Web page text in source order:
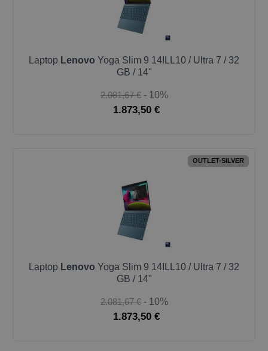
Laptop Lenovo Yoga Slim 9 14ILL10 / Ultra 7 / 32
GB / 14"
2.081,67 € - 10%
1.873,50 €
OUTLET-SILVER
Laptop Lenovo Yoga Slim 9 14ILL10 / Ultra 7 / 32
GB / 14"
2.081,67 € - 10%
1.873,50 €